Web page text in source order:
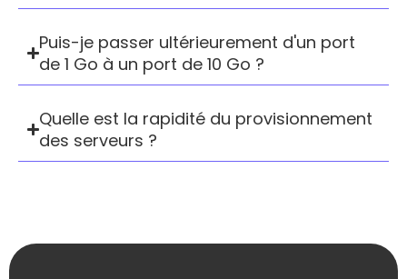
Puis-je passer ultérieurement d'un port
de 1 Go à un port de 10 Go ?
Quelle est la rapidité du provisionnement
des serveurs ?